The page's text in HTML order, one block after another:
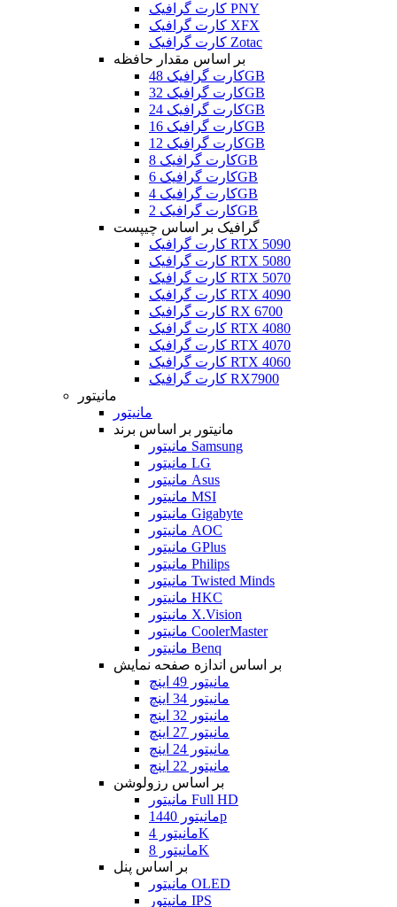
کارت گرافیک PNY
کارت گرافیک XFX
کارت گرافیک Zotac
بر اساس مقدار حافظه
کارت گرافیک 48GB
کارت گرافیک 32GB
کارت گرافیک 24GB
کارت گرافیک 16GB
کارت گرافیک 12GB
کارت گرافیک 8GB
کارت گرافیک 6GB
کارت گرافیک 4GB
کارت گرافیک 2GB
گرافیک بر اساس چیپست
کارت گرافیک RTX 5090
کارت گرافیک RTX 5080
کارت گرافیک RTX 5070
کارت گرافیک RTX 4090
کارت گرافیک RX 6700
کارت گرافیک RTX 4080
کارت گرافیک RTX 4070
کارت گرافیک RTX 4060
کارت گرافیک RX7900
مانیتور
مانیتور
مانیتور بر اساس برند
مانیتور Samsung
مانیتور LG
مانیتور Asus
مانیتور MSI
مانیتور Gigabyte
مانیتور AOC
مانیتور GPlus
مانیتور Philips
مانیتور Twisted Minds
مانیتور HKC
مانیتور X.Vision
مانیتور CoolerMaster
مانیتور Benq
بر اساس اندازه صفحه نمایش
مانیتور 49 اینچ
مانیتور 34 اینچ
مانیتور 32 اینچ
مانیتور 27 اینچ
مانیتور 24 اینچ
مانیتور 22 اینچ
بر اساس رزولوشن
مانیتور Full HD
مانیتور 1440p
مانیتور 4K
مانیتور 8K
بر اساس پنل
مانیتور OLED
مانیتور IPS